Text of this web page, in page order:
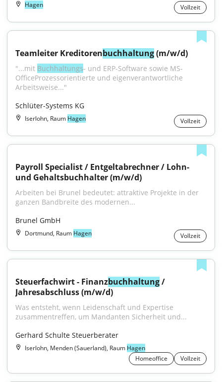
Hagen Vollzeit
Teamleiter Kreditorenbuchhaltung (m/w/d)
"...mit Buchhaltungs- und ERP-Software sowie MS-
OfficeProzessorientierte und eigenverantwortliche
Arbeitsweise..."
Schlüter-Systems KG
Iserlohn, Raum Hagen Vollzeit
Payroll Specialist / Entgeltabrechner / Lohn-
und Gehaltsbuchhalter (m/w/d)
Arbeiten bei Brunel bedeutet: attraktive Projekte in der
ganzen Bandbreite des modernen...
Brunel GmbH
Dortmund, Raum Hagen Vollzeit
Steuerfachwirt - Finanzbuchhaltung /
Jahresabschluss (m/w/d)
Was entsteht, wenn Leidenschaft und Expertise
zusammentreffen, um Mandanten Sicherheit und...
Gerhard Schulte Steuerberater
Iserlohn, Menden (Sauerland), Raum Hagen
Homeoffice
Vollzeit